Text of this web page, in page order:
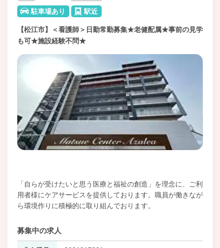
駐車場あり
駅近
【松江市】＜看護師＞日勤常勤募集★老健配属★事前の見学
も可★施設経験不問★
「自らが受けたいと思う医療と福祉の創造」を理念に、ご利
用者様にケアサービスを提供しております。職員が働きなが
ら環境作りに積極的に取り組んでおります。
募集中の求人